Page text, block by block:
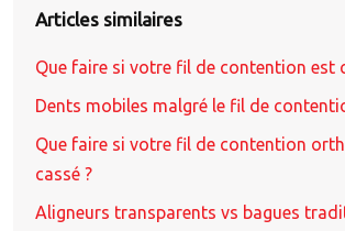
Articles similaires
Que faire si votre fil de contention est
Dents mobiles malgré le fil de
Que faire si votre fil de contention
cassé ?
Aligneurs transparents vs bagues